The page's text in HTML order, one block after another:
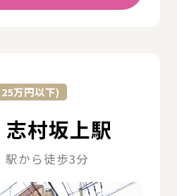
万円以下)
村坂上駅
から徒歩3分